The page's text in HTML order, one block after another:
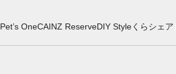
Pet’s OneCAINZ ReserveDIY Styleくらシェア